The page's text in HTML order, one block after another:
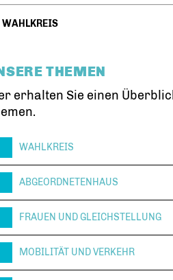
WAHLKREIS
THEMEN
erhalten Sie einen
WAHLKREIS
ABGEORDNETENHAUS
FRAUEN UND GLEICHSTELLUNG
MOBILITÄT UND VERKEHR